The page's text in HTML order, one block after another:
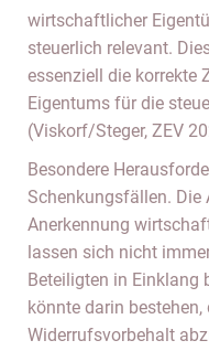
wirtschaftlicher
steuerlich relevant.
essenziell die korrekte
Eigentums für die
(Viskorf/Steger, ZEV
Besondere
Schenkungsfällen. Die
Anerkennung
lassen sich nicht
Beteiligten in Einklang
könnte darin
Widerrufsvorbehalt